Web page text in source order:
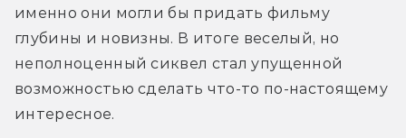
именно они могли бы придать фильму
глубины и новизны. В итоге веселый, но
неполноценный сиквел стал упущенной
возможностью сделать что-то по-настоящему
интересное.